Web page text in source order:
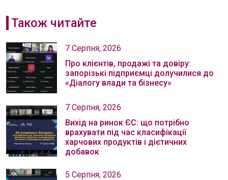
Також читайте
7 Серпня, 2026
Про клієнтів, продажі та довіру:
запорізькі підприємці долучилися до
«Діалогу влади та бізнесу»
7 Серпня, 2026
Вихід на ринок ЄС: що потрібно
врахувати під час класифікації
харчових продуктів і дієтичних
добавок
5 Серпня, 2026